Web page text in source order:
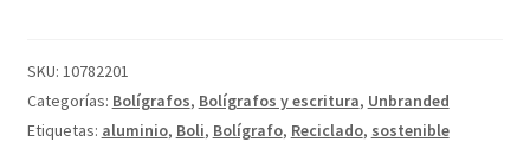
"Moneta"
(tinta
negra)
SKU: 10782201
Categorías: Bolígrafos, Bolígrafos y escritura, Unbranded
Etiquetas: aluminio, Boli, Bolígrafo, Reciclado, sostenible